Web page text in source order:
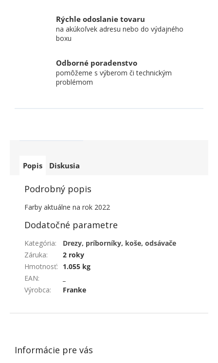
Rýchle odoslanie tovaru
na akúkoľvek adresu nebo do výdajného
boxu
Odborné poradenstvo
pomôžeme s výberom či technickým
problémom
Popis Diskusia
Podrobný popis
Farby aktuálne na rok 2022
Dodatočné parametre
Kategória:
Drezy, príborníky, koše, odsávače
Záruka:
2 roky
Hmotnosť:
1.055 kg
EAN:
Výrobca: Franke
ZÁPÄTIE
Informácie pre vás